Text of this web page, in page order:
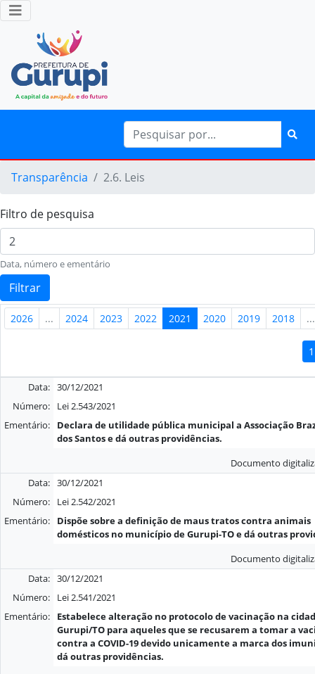
Transparência 2.6. Leis
Filtro de pesquisa
Data, número e ementário
Filtrar
2026 ... 2024 2023 2022 2021 2020 2019 2018 ...
1
Data: 30/12/2021
Número:
Lei 2.543/2021
Ementário:
Declara de utilidade pública municipal a Associação
dos Santos e dá outras providências.
Documento
Data: 30/12/2021
Número:
Lei 2.542/2021
Ementário:
Dispõe sobre a definição de maus tratos contra animais
domésticos no município de Gurupi-TO e dá outras
Documento
Data: 30/12/2021
Número:
Lei 2.541/2021
Ementário:
Estabelece alteração no protocolo de vacinação na
Gurupi/TO para aqueles que se recusarem a tomar a
contra a COVID-19 devido unicamente a marca dos
dá outras providências.